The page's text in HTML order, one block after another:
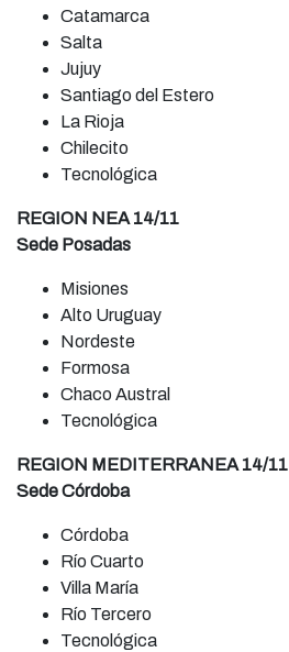
Catamarca
Salta
Jujuy
Santiago del Estero
La Rioja
Chilecito
Tecnológica
REGION NEA 14/11
Sede Posadas
Misiones
Alto Uruguay
Nordeste
Formosa
Chaco Austral
Tecnológica
REGION MEDITERRANEA 14/11
Sede Córdoba
Córdoba
Río Cuarto
Villa María
Río Tercero
Tecnológica